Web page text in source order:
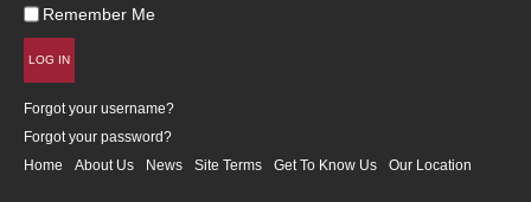
Remember Me
LOG IN
Forgot your username?
Forgot your password?
Home
About Us News Site Terms Get To Know Us Our Location